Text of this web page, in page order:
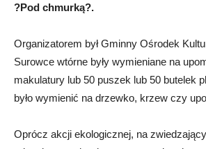
?Pod chmurką?.
Organizatorem był Gminny Ośrodek
Surowce wtórne były wymieniane na
makulatury lub 50 puszek lub 50 butelek
było wymienić na drzewko, krzew czy
Oprócz akcji ekologicznej, na